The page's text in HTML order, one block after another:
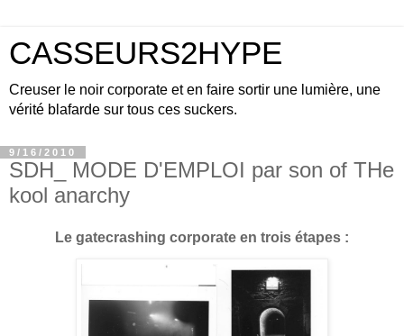
CASSEURS2HYPE
Creuser le noir corporate et en faire sortir une lumière, une
vérité blafarde sur tous ces suckers.
9/16/2010
SDH_ MODE D'EMPLOI par son of THe
kool anarchy
Le gatecrashing corporate en trois étapes :